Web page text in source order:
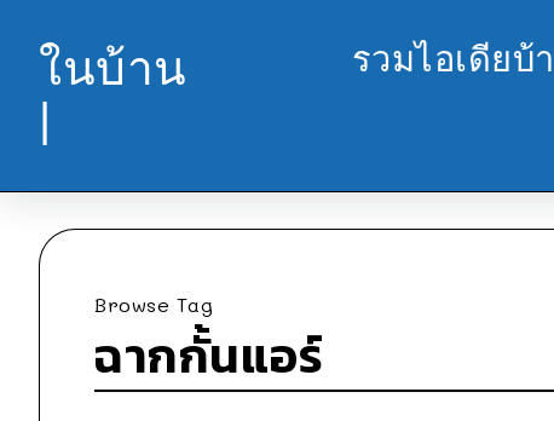
ในบ้าน
|
รวมไอเดียบ้
Browse Tag
ฉากกั้นแอร์